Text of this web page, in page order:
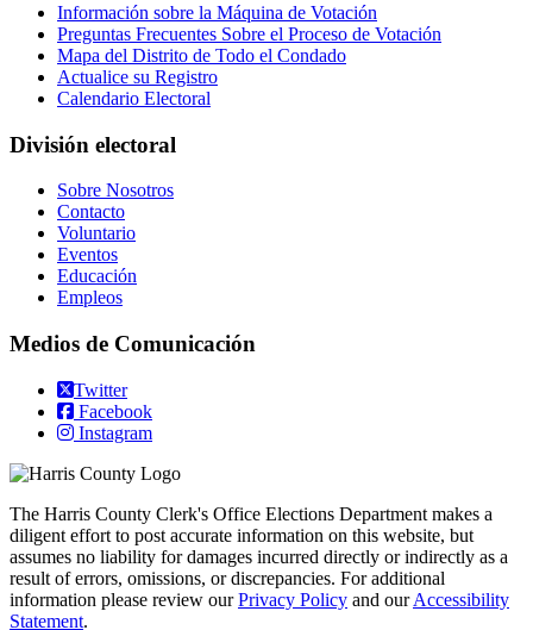
Información sobre la Máquina de Votación
Preguntas Frecuentes Sobre el Proceso de Votación
Mapa del Distrito de Todo el Condado
Actualice su Registro
Calendario Electoral
División electoral
Sobre Nosotros
Contacto
Voluntario
Eventos
Educación
Empleos
Medios de Comunicación
Twitter
Facebook
Instagram
The Harris County Clerk's Office Elections Department makes a
diligent effort to post accurate information on this website, but
assumes no liability for damages incurred directly or indirectly as a
result of errors, omissions, or discrepancies. For additional
information please review ourPrivacy Policy and ourAccessibility
Statement.